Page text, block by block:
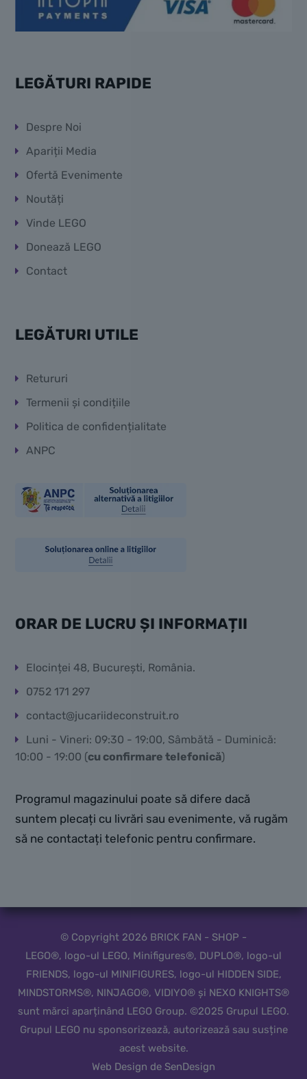
LEGĂTURI RAPIDE
Despre Noi
Apariții Media
Ofertă Evenimente
Noutăți
Vinde LEGO
Donează LEGO
Contact
LEGĂTURI UTILE
Retururi
Termenii și condițiile
Politica de confidențialitate
ANPC
ORAR DE LUCRU ȘI INFORMAȚII
Elocinței 48, București, România.
0752 171 297
contact@jucariideconstruit.ro
Luni - Vineri: 09:30 - 19:00, Sâmbătă - Duminică:
10:00 - 19:00 (cu confirmare telefonică)
Programul magazinului poate să difere dacă
suntem plecați cu livrări sau evenimente, vă rugăm
să ne contactați telefonic pentru confirmare.
© Copyright 2026 BRICK FAN - SHOP -
LEGO®, logo-ul LEGO, Minifigures®, DUPLO®, logo-ul
FRIENDS, logo-ul MINIFIGURES, logo-ul HIDDEN SIDE,
MINDSTORMS®, NINJAGO®, VIDIYO® și NEXO KNIGHTS®
sunt mărci aparținând LEGO Group. ©2025 Grupul LEGO.
Grupul LEGO nu sponsorizează, autorizează sau susține
acest website.
Web Design de SenDesign